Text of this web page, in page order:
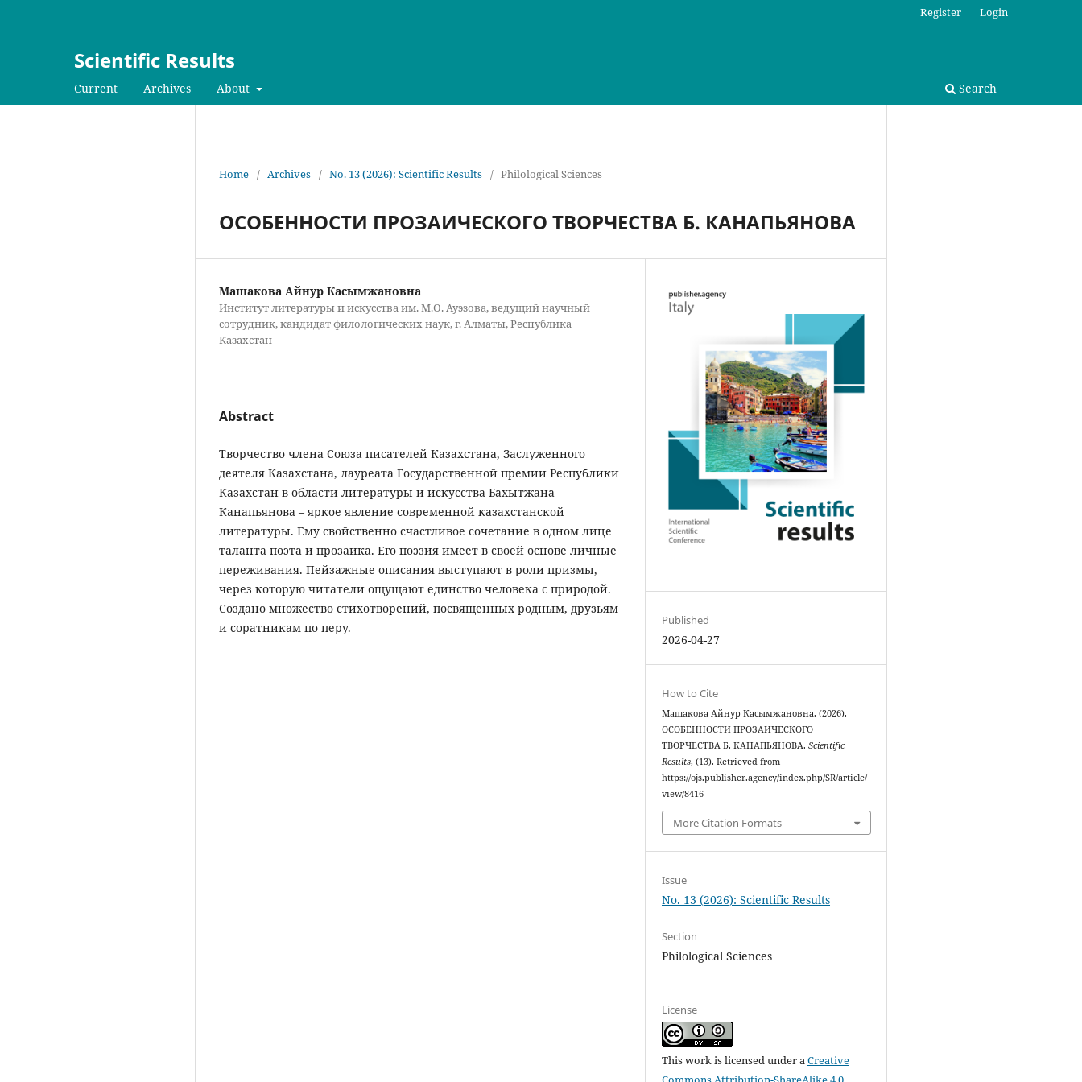
Scientific Results
Current Archives About Search
Register Login
Home / Archives / No. 13 (2026): Scientific Results / Philological Sciences
ОСОБЕННОСТИ ПРОЗАИЧЕСКОГО ТВОРЧЕСТВА Б. КАНАПЬЯНОВА
Машакова Айнур Касымжановна
Институт литературы и искусства им. М.О. Ауэзова, ведущий научный
сотрудник, кандидат филологических наук, г. Алматы, Республика
Казахстан
Abstract
Творчество члена Союза писателей Казахстана, Заслуженного
деятеля Казахстана, лауреата Государственной премии Республики
Казахстан в области литературы и искусства Бахытжана
Канапьянова – яркое явление современной казахстанской
литературы. Ему свойственно счастливое сочетание в одном лице
таланта поэта и прозаика. Его поэзия имеет в своей основе личные
переживания. Пейзажные описания выступают в роли призмы,
через которую читатели ощущают единство человека с природой.
Создано множество стихотворений, посвященных родным, друзьям
и соратникам по перу.
Published
2026-04-27
How to Cite
Машакова Айнур Касымжановна. (2026).
ОСОБЕННОСТИ ПРОЗАИЧЕСКОГО
ТВОРЧЕСТВА Б. КАНАПЬЯНОВА.Scientific
Results, (13). Retrieved from
https://ojs.publisher.agency/index.php/SR/article/
view/8416
More Citation Formats
Issue
No. 13 (2026): Scientific Results
Section
Philological Sciences
License
This work is licensed under aCreative